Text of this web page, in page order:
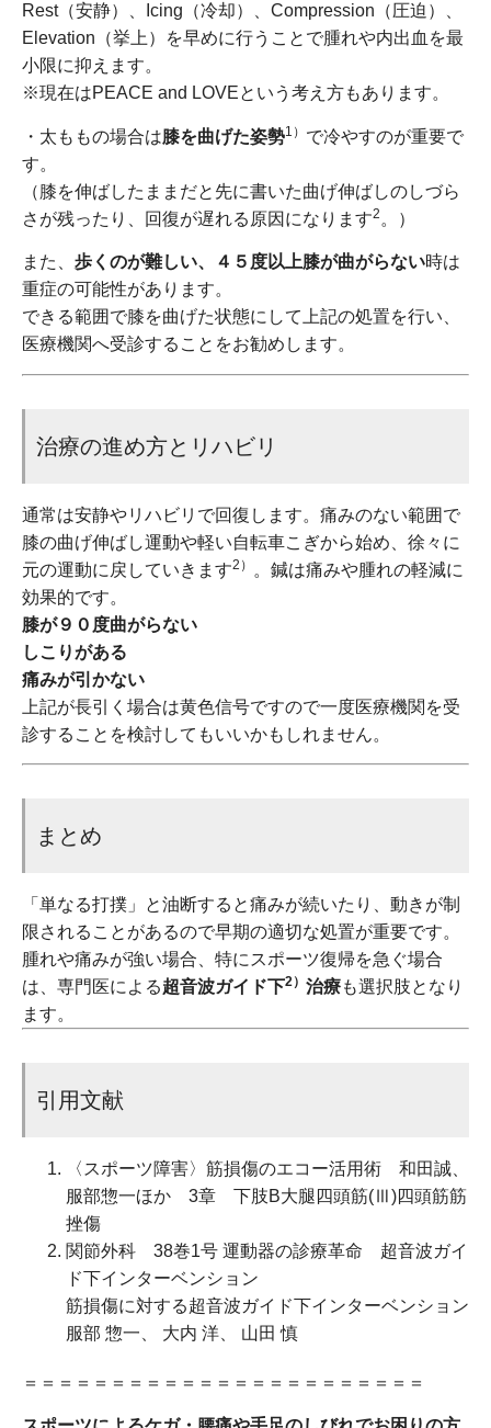
Rest（安静）、Icing（冷却）、Compression（圧迫）、
Elevation（挙上）を早めに行うことで腫れや内出血を最
小限に抑えます。
※現在はPEACE and LOVEという考え方もあります。
・太ももの場合は膝を曲げた姿勢1） で冷やすのが重要で
す。
（膝を伸ばしたままだと先に書いた曲げ伸ばしのしづら
さが残ったり、回復が遅れる原因になります2 。）
また、 歩くのが難しい、４５度以上膝が曲がらない時は
重症の可能性があります。
できる範囲で膝を曲げた状態にして上記の処置を行い、
医療機関へ受診することをお勧めします。
治療の進め方とリハビリ
通常は安静やリハビリで回復します。痛みのない範囲で
膝の曲げ伸ばし運動や軽い自転車こぎから始め、徐々に
元の運動に戻していきます2）
。鍼は痛みや腫れの軽減に
効果的です。
膝が９０度曲がらない
しこりがある
痛みが引かない
上記が長引く場合は黄色信号ですので一度医療機関を受
診することを検討してもいいかもしれません。
まとめ
「単なる打撲」と油断すると痛みが続いたり、動きが制
限されることがあるので早期の適切な処置が重要です。
腫れや痛みが強い場合、特にスポーツ復帰を急ぐ場合
は、専門医による超音波ガイド下2） 治療も選択肢となり
ます。
引用文献
〈スポーツ障害〉筋損傷のエコー活用術 和田誠、
服部惣一ほか 3章 下肢B大腿四頭筋(Ⅲ)四頭筋筋
挫傷
関節外科 38巻1号 運動器の診療革命 超音波ガイ
ド下インターベンション
筋損傷に対する超音波ガイド下インターベンション
服部 惣一、 大内 洋、 山田 慎
＝＝＝＝＝＝＝＝＝＝＝＝＝＝＝＝＝＝＝＝＝＝＝